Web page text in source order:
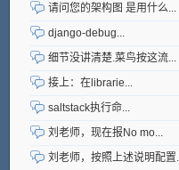
请问您的架构图 是用什么...
django-debug...
细节没讲清楚.菜鸟按这流...
接上：在librarie...
saltstack执行命...
刘老师，现在报No mo...
刘老师，按照上述说明配置...